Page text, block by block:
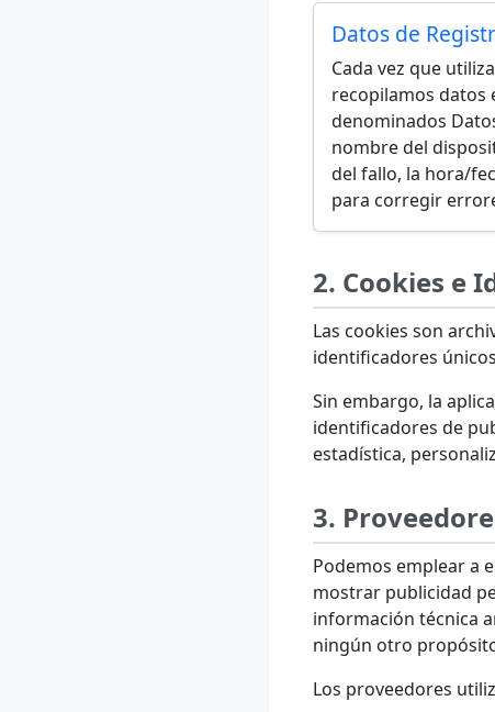
Datos de
Cada vez que
recopilamos datos
denominados
nombre del
del fallo, la hora/
para corregir
2. Cookies e
Las cookies son
identificadores
Sin embargo, la
identificadores de
estadística,
3.
Podemos emplear a
mostrar publicidad
información técnica
ningún otro
Los proveedores